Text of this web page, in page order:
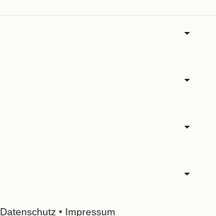
Datenschutz • Impressum